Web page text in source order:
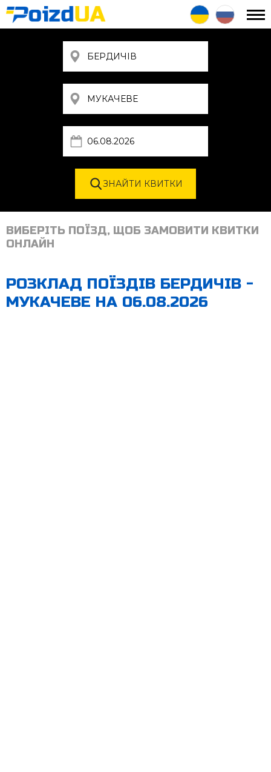
ВИБЕРІТЬ ПОЇЗД, ЩОБ ЗАМОВИТИ КВИТКИ
ОНЛАЙН
РОЗКЛАД ПОЇЗДІВ БЕРДИЧІВ -
МУКАЧЕВЕ НА 06.08.2026